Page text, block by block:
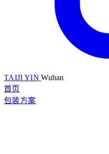
TAIJI YIN Wuhan
首页
包装方案